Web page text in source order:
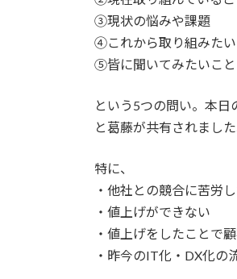
③現状の悩みや課題
④これから取り組みたい
⑤皆に聞いてみたいこと
という5つの問い。本
と葛藤が共有されました
特に、
・他社との競合に苦労
・値上げができない
・値上げをしたことで
・昨今のIT化・DX化の